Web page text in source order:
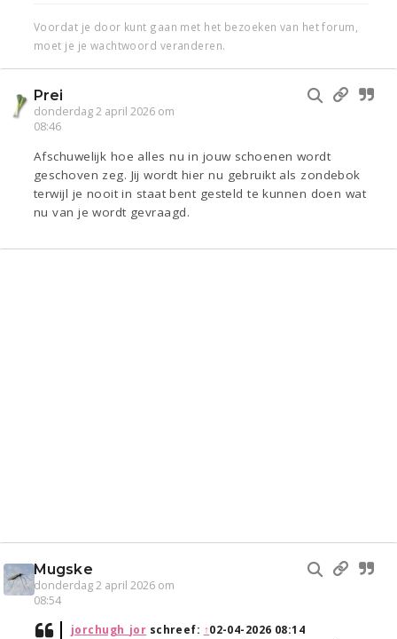
Voordat je door kunt gaan met het bezoeken van het forum,
moet je je wachtwoord veranderen.
Prei
donderdag 2 april 2026 om
08:46
Afschuwelijk hoe alles nu in jouw schoenen wordt
geschoven zeg. Jij wordt hier nu gebruikt als zondebok
terwijl je nooit in staat bent gesteld te kunnen doen wat
nu van je wordt gevraagd.
Mugske
donderdag 2 april 2026 om
08:54
jorchugh_jor schreef: ↑02-04-2026 08:14